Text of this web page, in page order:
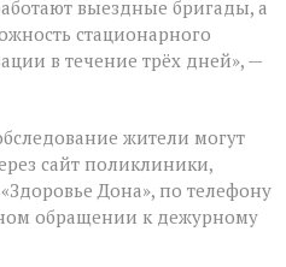
выездные бригады, а
стационарного
в течение трёх дней», —
жители могут
сайт поликлиники,
«Здоровье Дона», по телефону
обращении к дежурному